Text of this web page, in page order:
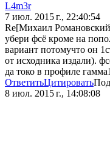
L4m3r
7 июл. 2015 г., 22:40:54
Re[Михаил
убери фсё кроме на
вариант потомучто он
от исходника издали).
да токо в профиле
ОтветитьЦитировать
8 июл. 2015 г., 14:08:08